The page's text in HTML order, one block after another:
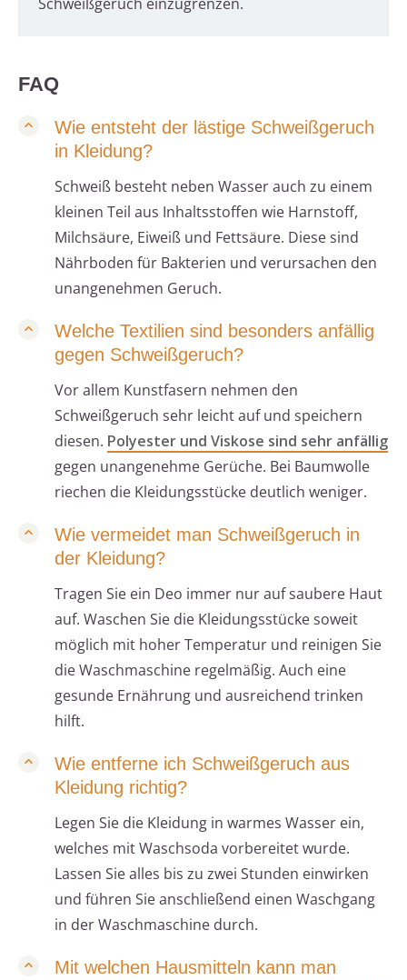
FAQ
Wie entsteht der lästige Schweißgeruch
in Kleidung?
Schweiß besteht neben Wasser auch zu einem
kleinen Teil aus Inhaltsstoffen wie Harnstoff,
Milchsäure, Eiweiß und Fettsäure. Diese sind
Nährboden für Bakterien und verursachen den
unangenehmen Geruch.
Welche Textilien sind besonders anfällig
gegen Schweißgeruch?
Vor allem Kunstfasern nehmen den
Schweißgeruch sehr leicht auf und speichern
diesen. Polyester und Viskose sind sehr anfällig
gegen unangenehme Gerüche. Bei Baumwolle
riechen die Kleidungsstücke deutlich weniger.
Wie vermeidet man Schweißgeruch in
der Kleidung?
Tragen Sie ein Deo immer nur auf saubere Haut
auf. Waschen Sie die Kleidungsstücke soweit
möglich mit hoher Temperatur und reinigen Sie
die Waschmaschine regelmäßig. Auch eine
gesunde Ernährung und ausreichend trinken
hilft.
Wie entferne ich Schweißgeruch aus
Kleidung richtig?
Legen Sie die Kleidung in warmes Wasser ein,
welches mit Waschsoda vorbereitet wurde.
Lassen Sie alles bis zu zwei Stunden einwirken
und führen Sie anschließend einen Waschgang
in der Waschmaschine durch.
Mit welchen Hausmitteln kann man